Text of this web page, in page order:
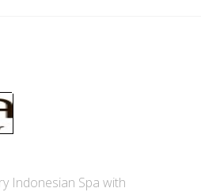
Indonesian Spa with